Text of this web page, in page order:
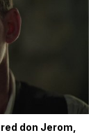
don Jerom,